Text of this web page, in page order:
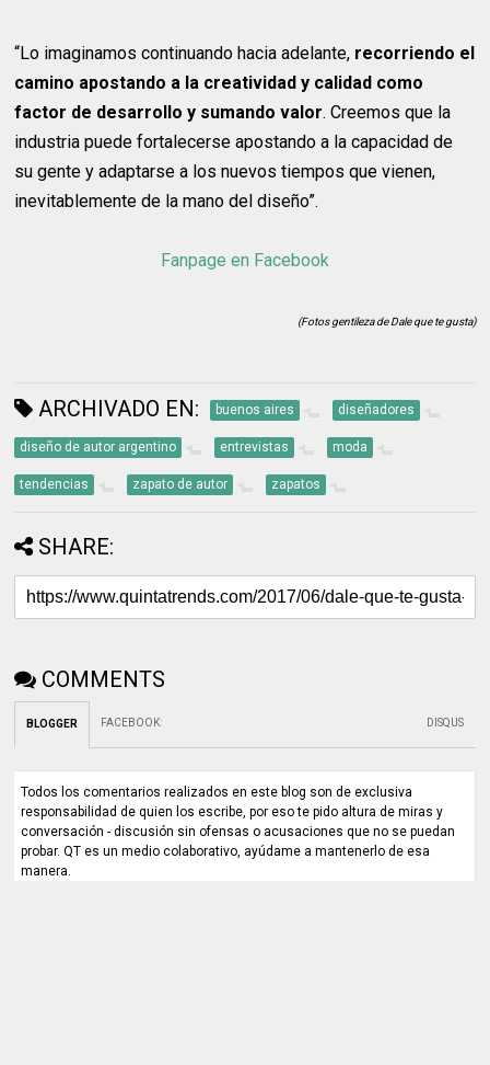
“Lo imaginamos continuando hacia adelante, recorriendo el
camino apostando a la creatividad y calidad como
factor de desarrollo y sumando valor. Creemos que la
industria puede fortalecerse apostando a la capacidad de
su gente y adaptarse a los nuevos tiempos que vienen,
inevitablemente de la mano del diseño”.
Fanpage en Facebook
(Fotos gentileza de Dale que te gusta)
ARCHIVADO EN: buenos aires diseñadores
diseño de autor argentino entrevistas moda
tendencias zapato de autor zapatos
SHARE:
COMMENTS
BLOGGER FACEBOOK: DISQUS
Todos los comentarios realizados en este blog son de exclusiva
responsabilidad de quien los escribe, por eso te pido altura de miras y
conversación - discusión sin ofensas o acusaciones que no se puedan
probar. QT es un medio colaborativo, ayúdame a mantenerlo de esa
manera.